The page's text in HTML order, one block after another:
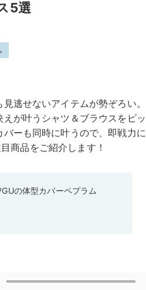
5選
逃せないアイテムが勢ぞろい。
が叶うシャツ＆ブラウスをピッ
ーも同時に叶うので、即戦力に
商品をご紹介します！
の体型カバーペプラム